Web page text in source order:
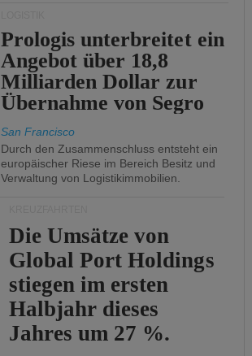
Prologis unterbreitet ein
Angebot über 18,8
Milliarden Dollar zur
Übernahme von Segro
San Francisco
Durch den Zusammenschluss entsteht ein
europäischer Riese im Bereich Besitz und
Verwaltung von Logistikimmobilien.
Die Umsätze von
Global Port Holdings
stiegen im ersten
Halbjahr dieses
Jahres um 27 %.